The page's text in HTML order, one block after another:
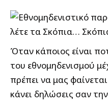
Όταν κάποιος είναι
του εθνομηδενισμού
πρέπει να μας
κάνει δηλώσεις σαν